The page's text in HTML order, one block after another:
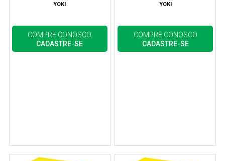
YOKI
COMPRE CONOSCO
CADASTRE-SE
YOKI
COMPRE CONOSCO
CADASTRE-SE